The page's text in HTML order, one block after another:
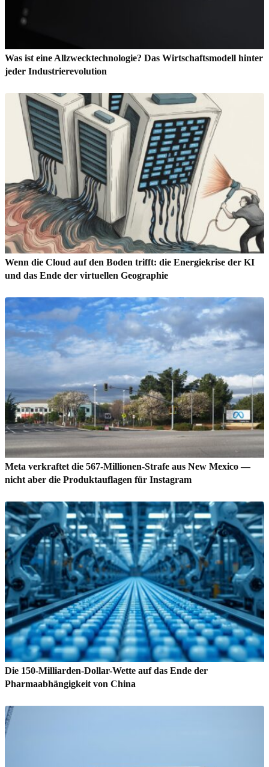
Was ist eine Allzwecktechnologie? Das Wirtschaftsmodell hinter
jeder Industrierevolution
Wenn die Cloud auf den Boden trifft: die Energiekrise der KI
und das Ende der virtuellen Geographie
Meta verkraftet die 567-Millionen-Strafe aus New Mexico —
nicht aber die Produktauflagen für Instagram
Die 150-Milliarden-Dollar-Wette auf das Ende der
Pharmaabhängigkeit von China